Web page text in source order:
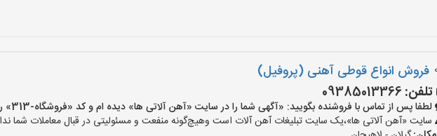
فروش انواع قوطی آهنی (پروفیل)
تلفن: 09385013366
لطفا پس از تماس با فروشنده بگویید: «آگهی شما را در سایت «آهن آلاتی ها» دیده ام و کد «فروشگاه-313» را اعلام کنید»
سایت «آهن آلاتی ها»،یک سایت تبلیغات آهن آلات است وهیچ‌گونه منفعت و مسئولیتی در قبال معاملات شما